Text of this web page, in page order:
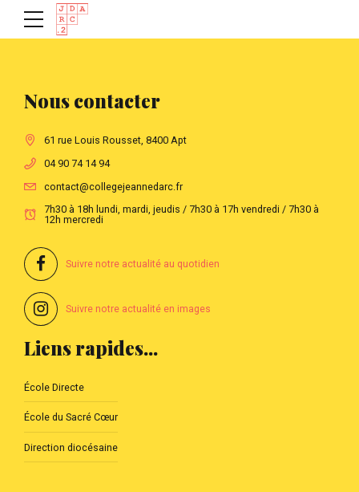
Nous contacter
61 rue Louis Rousset, 8400 Apt
04 90 74 14 94
contact@collegejeannedarc.fr
7h30 à 18h lundi, mardi, jeudis / 7h30 à 17h vendredi / 7h30 à
12h mercredi
Suivre notre actualité au quotidien
Suivre notre actualité en images
Liens rapides...
École Directe
École du Sacré Cœur
Direction diocésaine